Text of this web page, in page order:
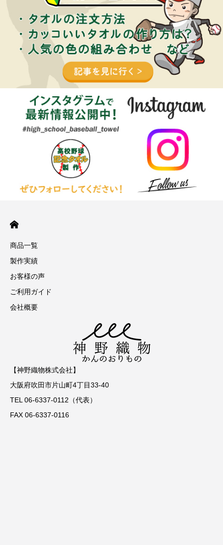
商品一覧
製作実績
お客様の声
ご利用ガイド
会社概要
【神野織物株式会社】
大阪府吹田市片山町4丁目33-40
TEL 06-6337-0112（代表）
FAX 06-6337-0116